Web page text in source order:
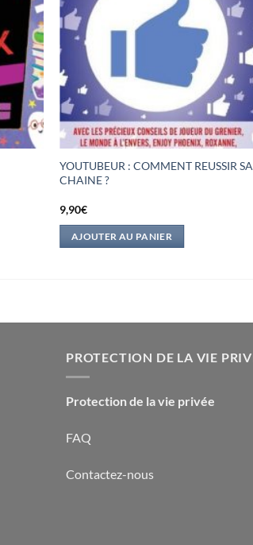
YOUTUBEUR : COMMENT REUSSIR SA
CHAINE ?
9,90€
AJOUTER AU PANIER
PROTECTION DE LA VIE
Protection de la vie privée
FAQ
Contactez-nous